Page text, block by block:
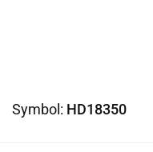
Symbol: HD18350